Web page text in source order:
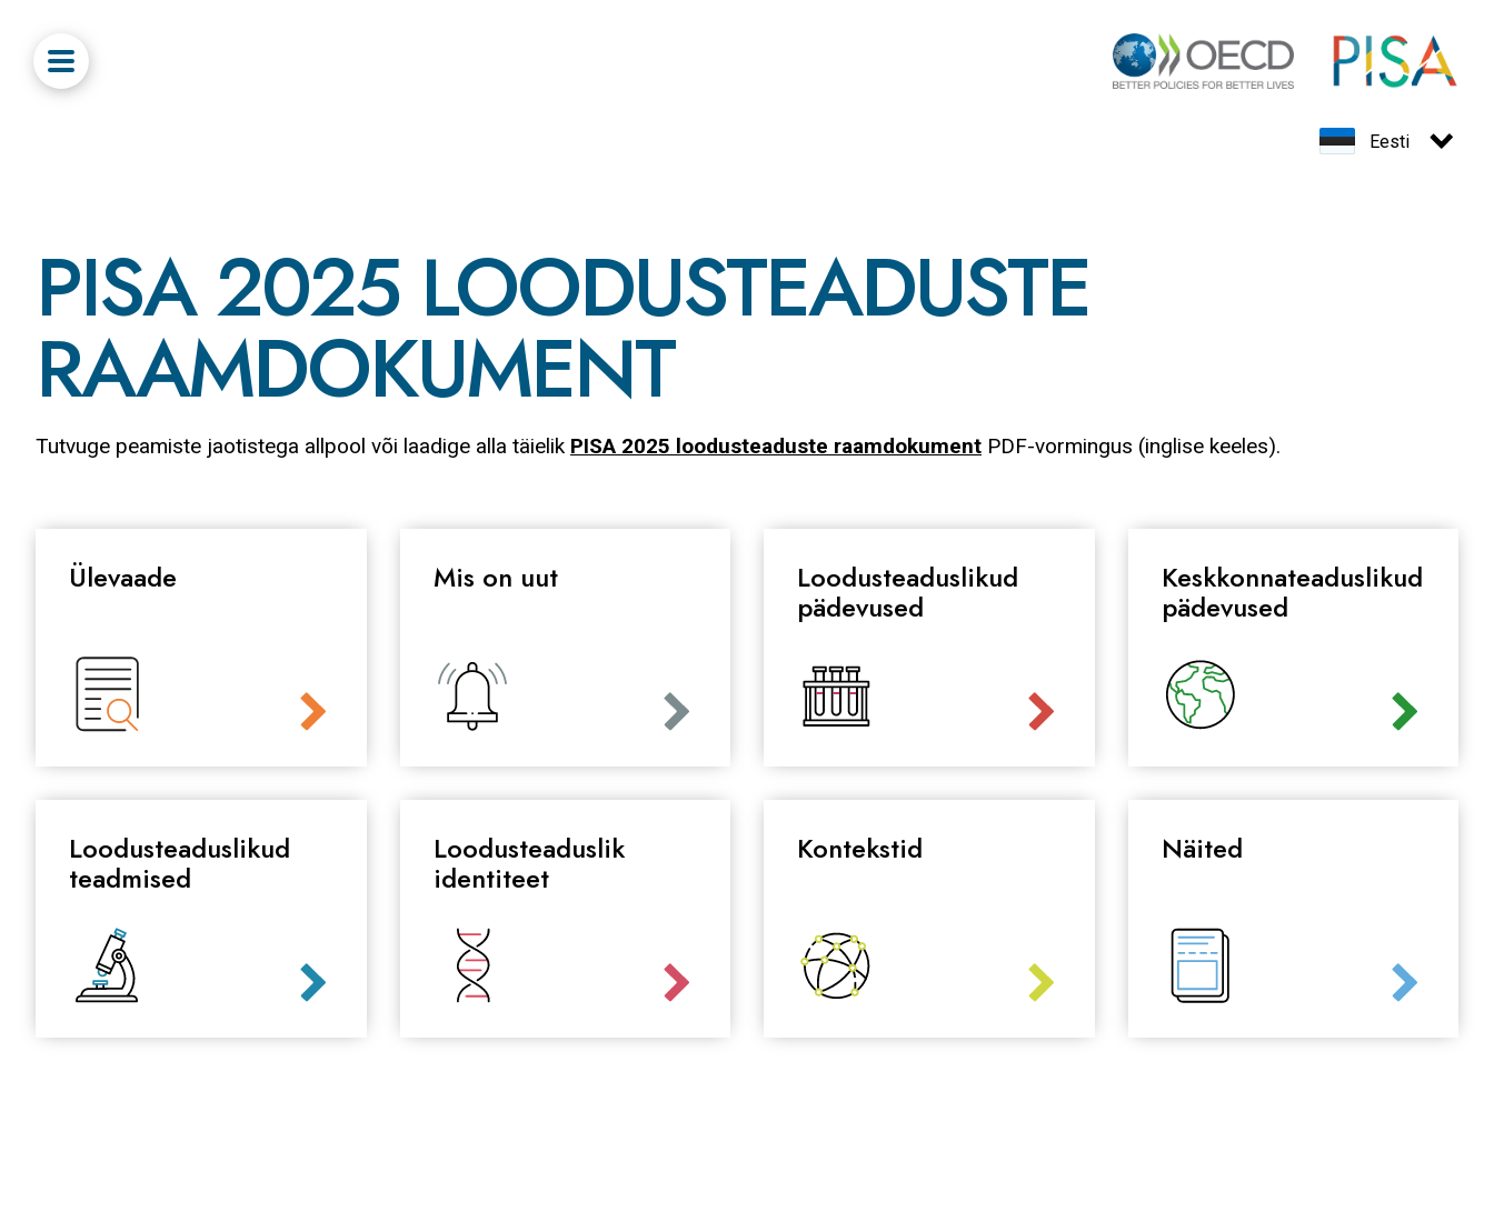
Eesti
PISA 2025 LOODUSTEADUSTE
RAAMDOKUMENT
Tutvuge peamiste jaotistega allpool või laadige alla täielik PISA 2025 loodusteaduste raamdokument PDF-vormingus (inglise keeles).
Ülevaade Mis on uut Loodusteaduslikud
pädevused
Keskkonnateaduslikud
pädevused
Loodusteaduslikud
teadmised
Loodusteaduslik
identiteet
Kontekstid Näited